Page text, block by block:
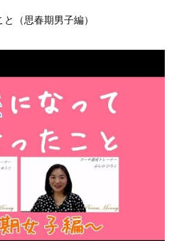
（思春期男子編）